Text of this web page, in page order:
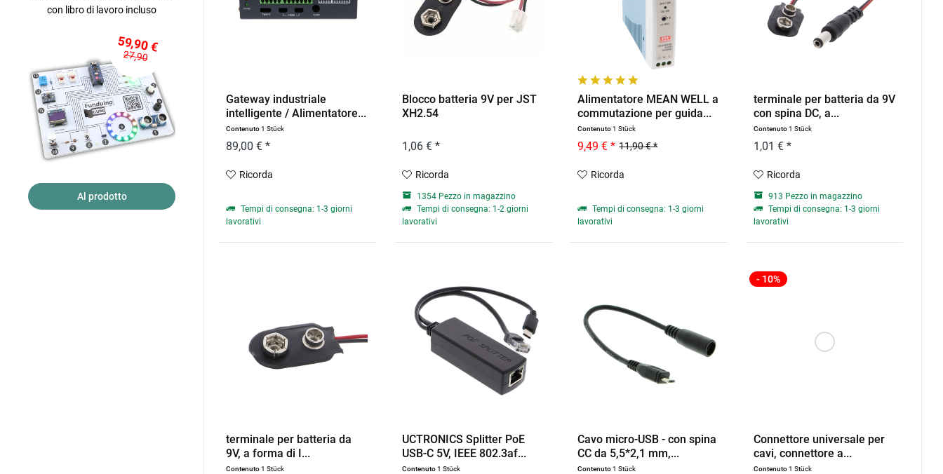
con libro di lavoro incluso
59,90 €
27,90
Al prodotto
Gateway industriale
intelligente / Alimentatore...
Contenuto1 Stück
89,00 € *
Ricorda
Tempi di consegna: 1-3 giorni
lavorativi
Blocco batteria 9V per JST
XH2.54
1,06 € *
Ricorda
1354 Pezzo in magazzino
Tempi di consegna: 1-2 giorni
lavorativi
Alimentatore MEAN WELL a
commutazione per guida...
Contenuto1 Stück
11,90 € *
9,49 € *
Ricorda
Tempi di consegna: 1-3 giorni
lavorativi
terminale per batteria da 9V
con spina DC, a...
Contenuto1 Stück
1,01 € *
Ricorda
913 Pezzo in magazzino
Tempi di consegna: 1-3 giorni
lavorativi
terminale per batteria da
9V, a forma di I...
Contenuto1 Stück
UCTRONICS Splitter PoE
USB-C 5V, IEEE 802.3af...
Contenuto1 Stück
Cavo micro-USB - con spina
CC da 5,5*2,1 mm,...
Contenuto1 Stück
- 10%
Connettore universale per
cavi, connettore a...
Contenuto1 Stück